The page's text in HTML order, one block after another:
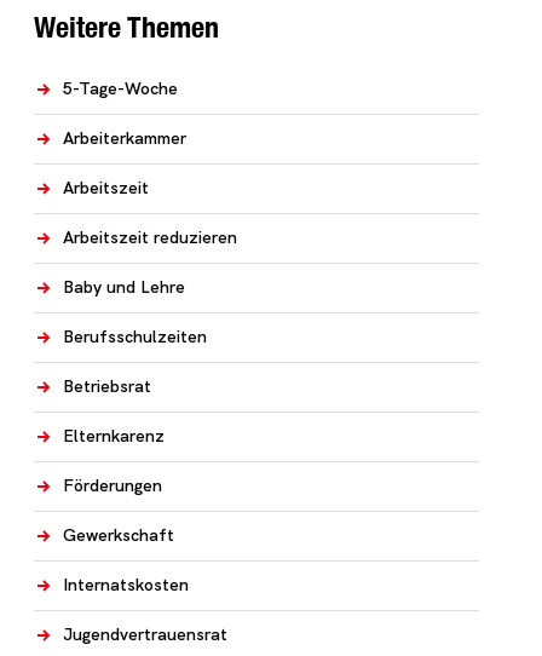
Weitere Themen
5-Tage-Woche
Arbeiterkammer
Arbeitszeit
Arbeitszeit reduzieren
Baby und Lehre
Berufsschulzeiten
Betriebsrat
Elternkarenz
Förderungen
Gewerkschaft
Internatskosten
Jugendvertrauensrat